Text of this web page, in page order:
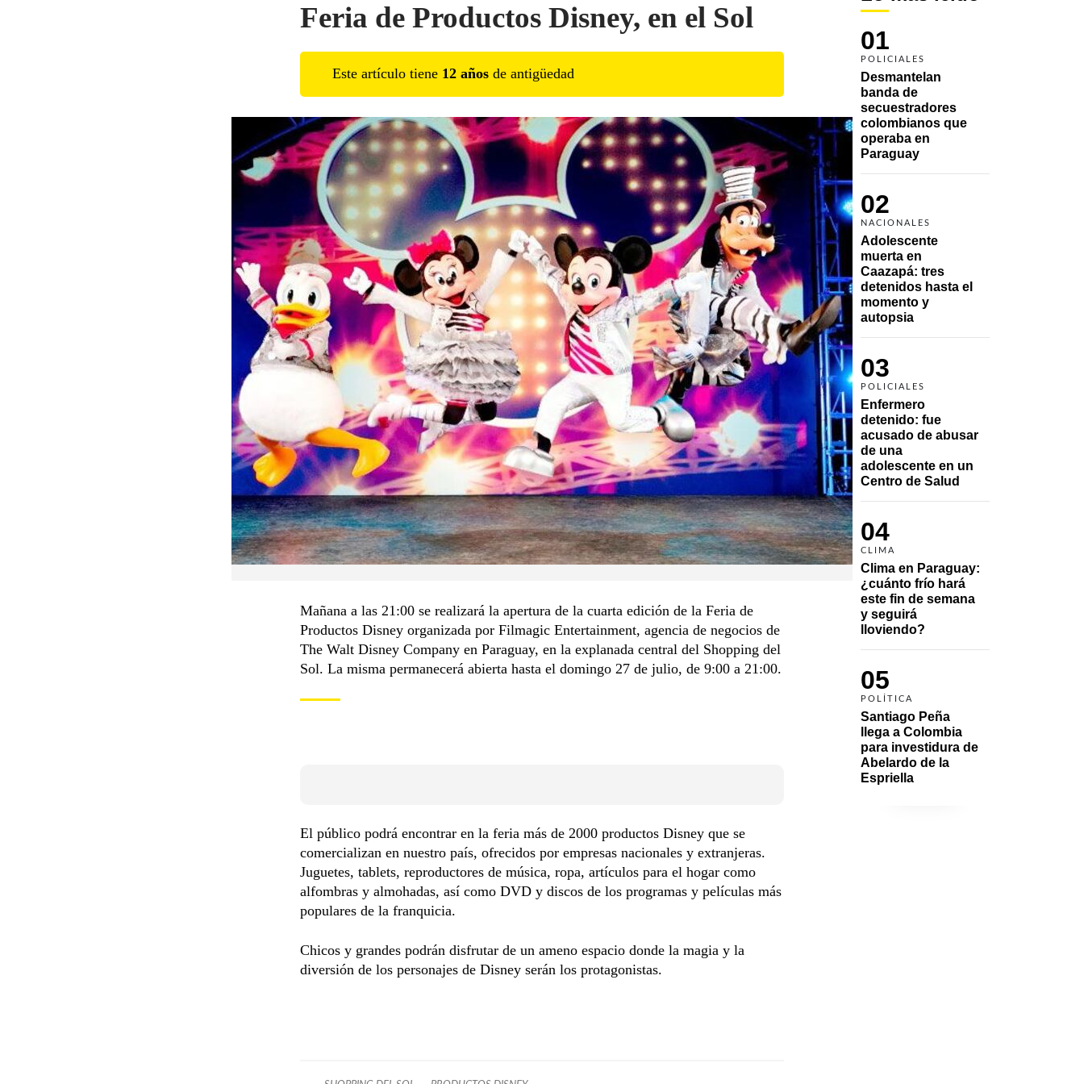
01
POLICIALES
Desmantelan
banda de
secuestradores
colombianos que
operaba en
Paraguay
02
NACIONALES
Adolescente
muerta en
Caazapá: tres
detenidos hasta el
momento y
autopsia
03
POLICIALES
Enfermero
detenido: fue
acusado de abusar
de una
adolescente en un
Centro de Salud
04
CLIMA
Clima en Paraguay:
¿cuánto frío hará
este fin de semana
y seguirá
lloviendo?
05
POLÍTICA
Santiago Peña
llega a Colombia
para investidura de
Abelardo de la
Espriella
Feria de Productos Disney, en el Sol
Este artículo tiene 12 años de antigüedad
Mañana a las 21:00 se realizará la apertura de la cuarta edición de la Feria de
Productos Disney organizada por Filmagic Entertainment, agencia de negocios de
The Walt Disney Company en Paraguay, en la explanada central del Shopping del
Sol. La misma permanecerá abierta hasta el domingo 27 de julio, de 9:00 a 21:00.
El público podrá encontrar en la feria más de 2000 productos Disney que se
comercializan en nuestro país, ofrecidos por empresas nacionales y extranjeras.
Juguetes, tablets, reproductores de música, ropa, artículos para el hogar como
alfombras y almohadas, así como DVD y discos de los programas y películas más
populares de la franquicia.
Chicos y grandes podrán disfrutar de un ameno espacio donde la magia y la
diversión de los personajes de Disney serán los protagonistas.